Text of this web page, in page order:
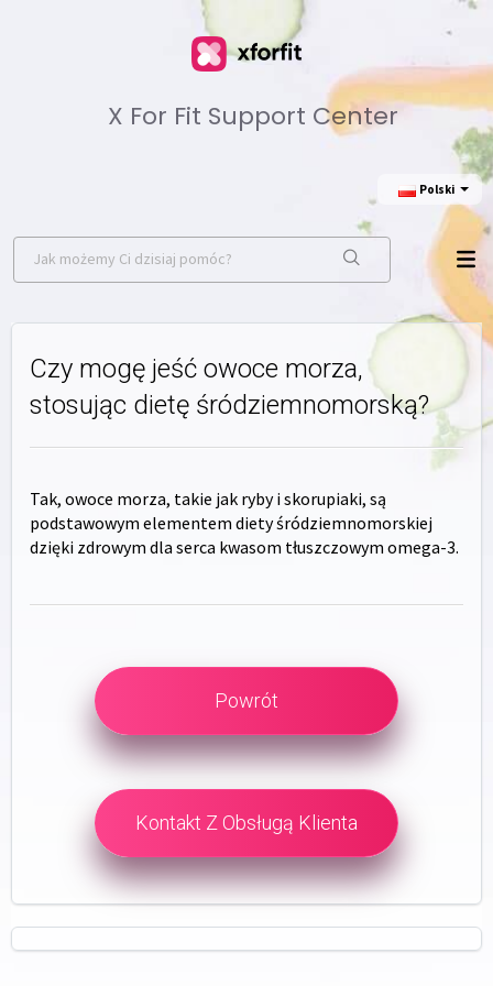
X For Fit Support Center
Polski
Czy mogę jeść owoce morza,
stosując dietę śródziemnomorską?
Tak, owoce morza, takie jak ryby i skorupiaki, są
podstawowym elementem diety śródziemnomorskiej
dzięki zdrowym dla serca kwasom tłuszczowym omega-3.
Powrót
Kontakt Z Obsługą Klienta